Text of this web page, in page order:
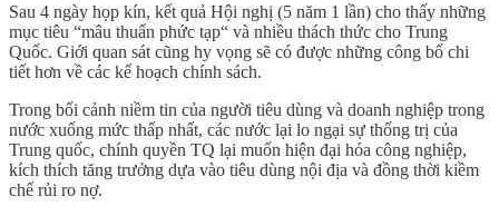
Sau 4 ngày họp kín, kết quả Hội nghị (5 năm 1 lần) cho thấy những
mục tiêu “mâu thuẩn phức tạp“ và nhiều thách thức cho Trung
Quốc. Giới quan sát cũng hy vọng sẽ có được những công bố chi
tiết hơn về các kế hoạch chính sách.
Trong bối cảnh niềm tin của người tiêu dùng và doanh nghiệp trong
nước xuống mức thấp nhất, các nước lại lo ngại sự thống trị của
Trung quốc, chính quyền TQ lại muốn hiện đại hóa công nghiệp,
kích thích tăng trưởng dựa vào tiêu dùng nội địa và đồng thời kiềm
chế rủi ro nợ.